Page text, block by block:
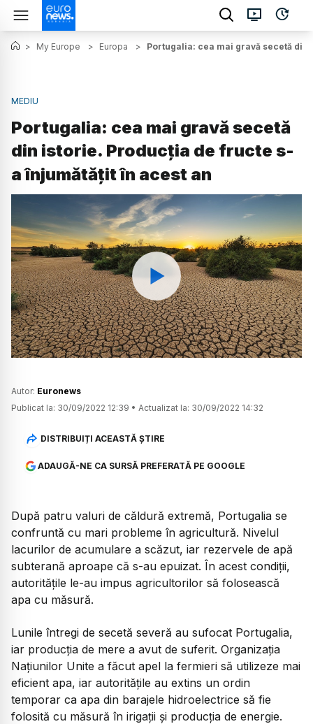
> My Europe > Europa > Portugalia: cea mai gravă secetă
MEDIU
Portugalia: cea mai gravă secetă
din istorie. Producția de fructe s-
a înjumătățit în acest an
Watch
Autor: Euronews
Publicat la: 30/09/2022 12:39 • Actualizat la: 30/09/2022 14:32
DISTRIBUIȚI ACEASTĂ ȘTIRE
ADAUGĂ-NE CA SURSĂ PREFERATĂ PE GOOGLE
După patru valuri de căldură extremă, Portugalia se
confruntă cu mari probleme în agricultură. Nivelul
lacurilor de acumulare a scăzut, iar rezervele de apă
subterană aproape că s-au epuizat. În acest condiții,
autoritățile le-au impus agricultorilor să folosească
apa cu măsură.
Lunile întregi de secetă severă au sufocat Portugalia,
iar producția de mere a avut de suferit. Organizația
Națiunilor Unite a făcut apel la fermieri să utilizeze mai
eficient apa, iar autoritățile au extins un ordin
temporar ca apa din barajele hidroelectrice să fie
folosită cu măsură în irigații și producția de energie.